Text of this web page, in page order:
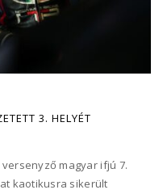
3. HELYÉT
magyar ifjú 7.
kaotikusra sikerült